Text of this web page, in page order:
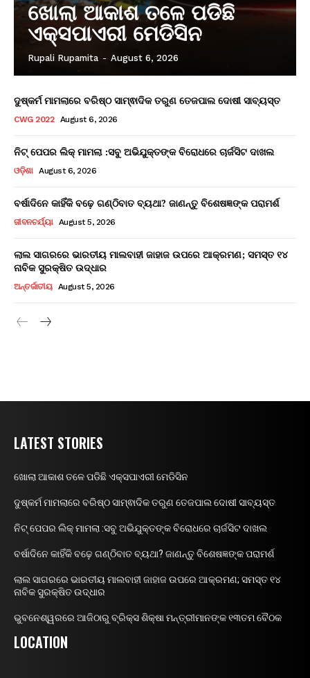
ଖୋଲା ଆକାଶ ତଳେ ପଡିଛି
ଏକ୍ସପାଏରୀ ମେଡିସିନ
Rupali Rupamita - August 6, 2026
ଦୁଷ୍କର୍ମ ମାମଲାରେ ବରିଷ୍ଠ ସାମ୍ଵାଦିକ ତରୁଣ ତେଜପାଲ ଦୋଷୀ ସାବ୍ୟସ୍ତ
CWG 2022 August 6, 2026
ନିଟ୍ ପେପର ଲିକ୍ ମାମଲା :ସବୁ ଅଭିଯୁକ୍ତଙ୍କ ବିରୋଧରେ ଚାର୍ଜସିଟ ଦାଖଲ
ଓଡ଼ିଶା August 6, 2026
ବର୍ଷାଦିନେ କାହିଁକି ବଢ଼େ ଗଣ୍ଠିବାତ ବ୍ୟଥା? ଜାଣନ୍ତୁ ବିଶେଷଜ୍ଞଙ୍କ ପରାମର୍ଶ
ଜୀବନଚର୍ଯ୍ୟା August 5, 2026
ଲାଲ ସାଗରରେ ଭାରତୀୟ ମାଲବାହୀ ଜାହାଜ ଉପରେ ଆକ୍ରମଣ; ସମସ୍ତ ୧୪
ନାବିକ ସୁରକ୍ଷିତ ଉଦ୍ଧାର
ଅନ୍ତର୍ଜାତୀୟ August 5, 2026
LATEST STORIES
ଖୋଲା ଆକାଶ ତଳେ ପଡିଛି ଏକ୍ସପାଏରୀ ମେଡିସିନ
ଦୁଷ୍କର୍ମ ମାମଲାରେ ବରିଷ୍ଠ ସାମ୍ଵାଦିକ ତରୁଣ ତେଜପାଲ ଦୋଷୀ ସାବ୍ୟସ୍ତ
ନିଟ୍ ପେପର ଲିକ୍ ମାମଲା :ସବୁ ଅଭିଯୁକ୍ତଙ୍କ ବିରୋଧରେ ଚାର୍ଜସିଟ ଦାଖଲ
ବର୍ଷାଦିନେ କାହିଁକି ବଢ଼େ ଗଣ୍ଠିବାତ ବ୍ୟଥା? ଜାଣନ୍ତୁ ବିଶେଷଜ୍ଞଙ୍କ ପରାମର୍ଶ
ଲାଲ ସାଗରରେ ଭାରତୀୟ ମାଲବାହୀ ଜାହାଜ ଉପରେ ଆକ୍ରମଣ; ସମସ୍ତ ୧୪
ନାବିକ ସୁରକ୍ଷିତ ଉଦ୍ଧାର
ଭୁବନେଶ୍ୱରରେ ଆଜିଠାରୁ ବ୍ରିକ୍ସ ଶିକ୍ଷା ମନ୍ତ୍ରୀମାନଙ୍କ ୧୩ତମ ବୈଠକ
LOCATION